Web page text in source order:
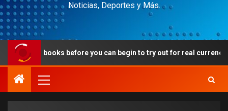
Noticias, Deportes y Más.
before you can begin to try out for real currency